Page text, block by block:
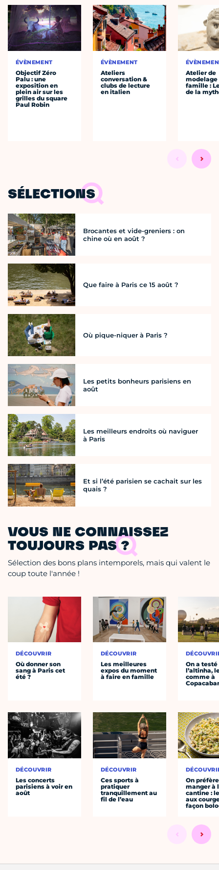
ÉVÈNEMENT
Objectif Zéro
Palu : une
exposition en
plein air sur les
grilles du square
Paul Robin
ÉVÈNEMENT
Ateliers
conversation &
clubs de lecture
en italien
Atelier de
modelage
famille :
de la
SÉLECTIONS
Brocantes et vide-greniers : on
chine où en août ?
Que faire à Paris ce 15 août ?
Où pique-niquer à Paris ?
Les petits bonheurs parisiens en
août
Les meilleurs endroits où naviguer
à Paris
Et si l’été parisien se cachait sur les
quais ?
VOUS NE CONNAISSEZ
TOUJOURS PAS ?
Sélection des bons plans intemporels, mais qui valent le
coup toute l'année !
DÉCOUVRIR
Où donner son
sang à Paris cet
été ?
DÉCOUVRIR
Les concerts
parisiens à voir en
août
DÉCOUVRIR
Les meilleures
expos du moment
à faire en famille
DÉCOUVRIR
Ces sports à
pratiquer
tranquillement au
fil de l’eau
On a testé
l’altinha,
comme à
On préfère
manger à
cantine :
aux
façon